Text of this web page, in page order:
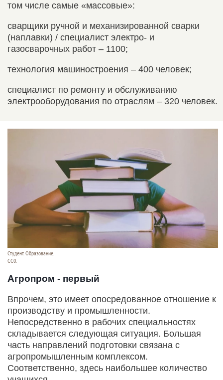
том числе самые «массовые»:
сварщики ручной и механизированной сварки
(наплавки) / специалист электро- и
газосварочных работ – 1100;
технология машиностроения – 400 человек;
специалист по ремонту и обслуживанию
электрооборудования по отраслям – 320 человек.
Студент. Образование.
СС0.
Агропром - первый
Впрочем, это имеет опосредованное отношение к
производству и промышленности.
Непосредственно в рабочих специальностях
складывается следующая ситуация. Большая
часть направлений подготовки связана с
агропромышленным комплексом.
Соответственно, здесь наибольшее количество